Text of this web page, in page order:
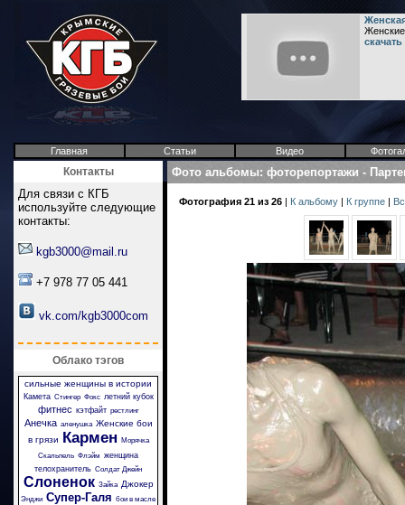
Женские
Главная Статьи Видео
Контакты
Для связи с КГБ
используйте следующие
контакты:
kgb3000@mail.ru
+7 978 77 05 441
vk.com/kgb3000com
Облако тэгов
сильные женщины в истории
Камета Стингер Фокс летний кубок
фитнес кэтфайт рестлинг
Анечка аленушка Женские бои
в грязи Кармен
Морячка
Скальпель Флэйм женщина
телохранитель Солдат Джейн
Слоненок Зайка Джокер
Энджи Супер-Галя бои в масле
Фото альбомы: фоторепортажи -
Фотография 21 из 26 | К альбому | К группе |